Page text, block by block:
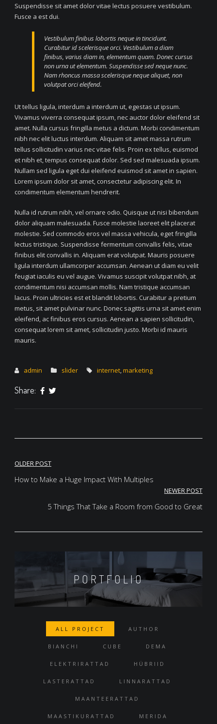
Suspendisse sit amet dolor vitae lectus posuere vestibulum.
Fusce a est dui.
Vestibulum finibus lobortis neque in tincidunt.
Curabitur id scelerisque orci. Vestibulum a diam
finibus, varius diam in, elementum quam. Donec cursus
non urna ut elementum. Suspendisse sed neque nunc.
Nam rhoncus massa scelerisque neque aliquet, non
volutpat orci eleifend.
Ut tellus ligula, interdum a interdum ut, egestas ut ipsum.
Vivamus viverra consequat ipsum, nec auctor dolor eleifend sit
amet. Nulla cursus fringilla metus a dictum. Morbi condimentum
nibh nec elit luctus interdum. Aliquam sit amet massa rutrum
tellus sollicitudin varius nec vitae felis. Proin ex tellus, euismod
et nibh et, tempus consequat dolor. Sed sed malesuada ipsum.
Nullam sed ligula eget dui eleifend euismod sit amet in sapien.
Lorem ipsum dolor sit amet, consectetur adipiscing elit. In
condimentum elementum hendrerit.
Nulla id rutrum nibh, vel ornare odio. Quisque ut nisi bibendum
dolor aliquam malesuada. Fusce molestie laoreet elit placerat
molestie. Sed commodo eros vel massa vehicula, eget fringilla
lectus tristique. Suspendisse fermentum convallis felis, vitae
finibus elit convallis in. Aliquam erat volutpat. Mauris posuere
ligula interdum ullamcorper accumsan. Aenean ut diam eu velit
feugiat iaculis eu vel augue. Vivamus suscipit volutpat nibh, at
condimentum nisi accumsan mollis. Nam tristique accumsan
lacus. Proin ultricies est et blandit lobortis. Curabitur a pretium
metus, sit amet pulvinar nunc. Donec sagittis urna sit amet enim
eleifend, ac finibus eros cursus. Aenean a sapien sollicitudin,
consequat lorem sit amet, sollicitudin justo. Morbi id mauris
mauris.
admin slider internet,marketing
Share:
Navigeerimine
OLDER POST
How to Make a Huge Impact With Multiples
NEWER POST
5 Things That Take a Room from Good to Great
PORTFOLIO
ALL PROJECT AUTHOR
BIANCHI CUBE DEMA
ELEKTRIRATTAD HÜBRIID
LASTERATTAD LINNARATTAD
MAANTEERATTAD
MAASTIKURATTAD MERIDA